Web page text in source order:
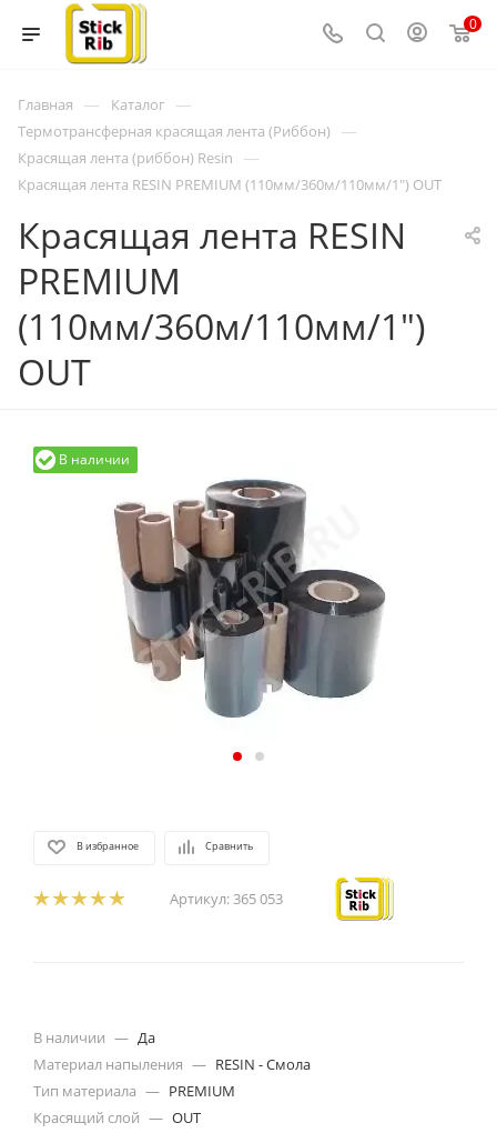
0
Главная — Каталог —
Термотрансферная красящая лента (Риббон) —
Красящая лента (риббон) Resin —
Красящая лента RESIN PREMIUM (110мм/360м/110мм/1") OUT
Красящая лента RESIN
PREMIUM
(110мм/360м/110мм/1")
OUT
В наличии
В избранное Сравнить
Артикул:365 053
В наличии — Да
Материал напыления — RESIN - Смола
Тип материала — PREMIUM
Красящий слой — OUT